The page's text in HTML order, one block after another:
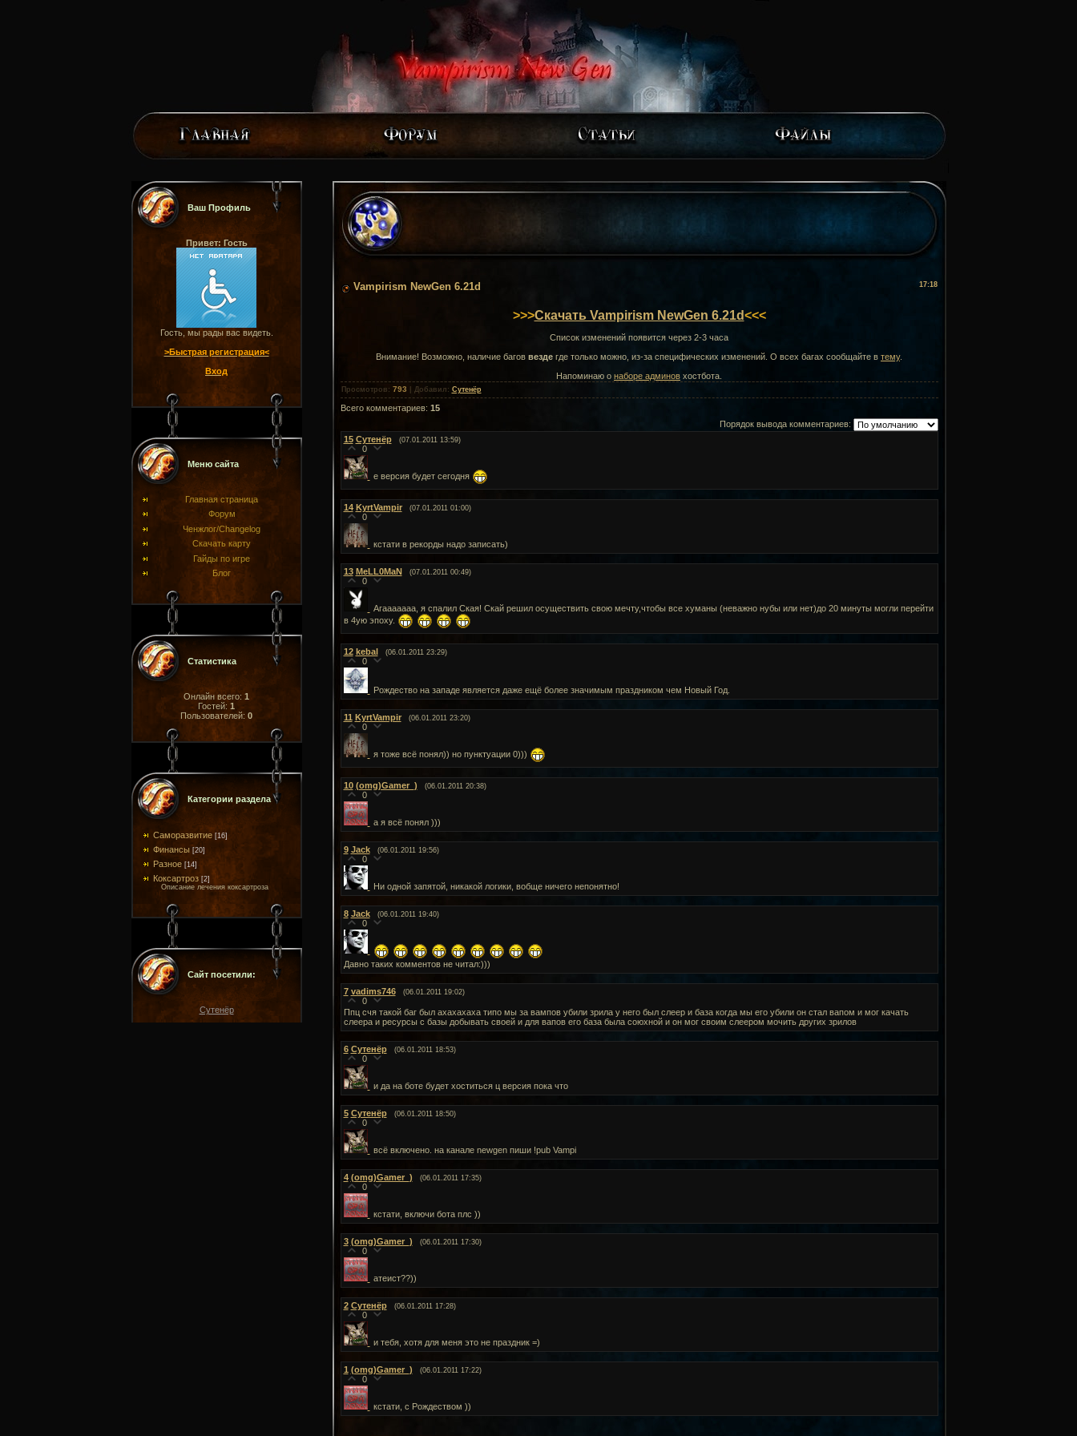
Ваш Профиль
Привет: Гость
Гость, мы рады вас видеть.
>Быстрая регистрация<
Вход
Меню сайта
Главная страница
Форум
Ченжлог/Changelog
Скачать карту
Гайды по игре
Блог
Статистика
Онлайн всего: 1
Гостей: 1
Пользователей: 0
Категории раздела
Саморазвитие [16]
Финансы [20]
Разное [14]
Коксартроз [2]
Описание лечения коксартроза
Сайт посетили:
Сутенёр
17:18
Vampirism NewGen 6.21d
>>>Скачать Vampirism NewGen 6.21d<<<
Список изменений появится через 2-3 часа
Внимание! Возможно, наличие багов везде где только можно, из-за специфических изменений. О всех багах сообщайте в тему.
Напоминаю о наборе админов хостбота.
Просмотров : 793 Добавил : Сутенёр
Всего комментариев: 15
Порядок вывода комментариев:
15 Сутенёр (07.01.2011 13:59)
0
е версия будет сегодня
14 KyrtVampir (07.01.2011 01:00)
0
кстати в рекорды надо записать)
13 MeLL0MaN (07.01.2011 00:49)
0
Агааааааа, я спалил Ская! Скай решил осуществить свою мечту,чтобы все хуманы (неважно нубы или нет)до 20 минуты могли перейти
в 4ую эпоху.
12 kebal (06.01.2011 23:29)
0
Рождество на западе является даже ещё более значимым праздником чем Новый Год.
11 KyrtVampir (06.01.2011 23:20)
0
я тоже всё понял)) но пунктуации 0)))
10 (omg)Gamer_) (06.01.2011 20:38)
0
а я всё понял )))
9 Jack (06.01.2011 19:56)
0
Ни одной запятой, никакой логики, вобще ничего непонятно!
8 Jack (06.01.2011 19:40)
0
Давно таких комментов не читал:)))
7 vadims746 (06.01.2011 19:02)
0
Ппц счя такой баг был ахахахаха типо мы за вампов убили зрила у него был слеер и база когда мы его убили он стал вапом и мог качать
слеера и ресурсы с базы добывать своей и для вапов его база была союхной и он мог своим слеером мочить других зрилов
6 Сутенёр (06.01.2011 18:53)
0
и да на боте будет хоститься ц версия пока что
5 Сутенёр (06.01.2011 18:50)
0
всё включено. на канале newgen пиши !pub Vampi
4 (omg)Gamer_) (06.01.2011 17:35)
0
кстати, включи бота плс ))
3 (omg)Gamer_) (06.01.2011 17:30)
0
атеист??))
2 Сутенёр (06.01.2011 17:28)
0
и тебя, хотя для меня это не праздник =)
1 (omg)Gamer_) (06.01.2011 17:22)
0
кстати, с Рождеством ))